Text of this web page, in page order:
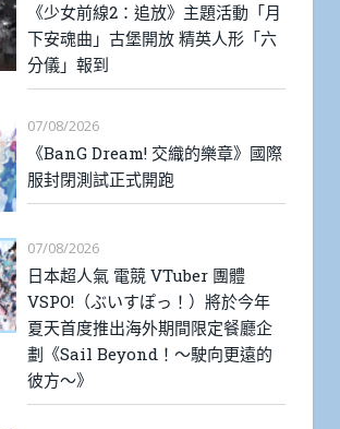
《少女前線2：追放》主題活動「月
下安魂曲」古堡開放 精英人形「六
分儀」報到
07/08/2026
《BanG Dream! 交織的樂章》國際
服封閉測試正式開跑
07/08/2026
日本超人氣 電競 VTuber 團體
VSPO!（ぶいすぽっ！）將於今年
夏天首度推出海外期間限定餐廳企
劃《Sail Beyond！～駛向更遠的
彼方～》